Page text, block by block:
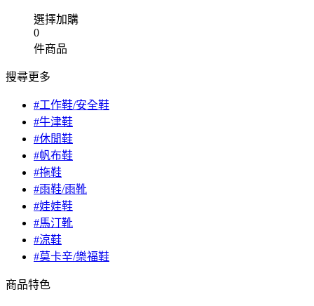
選擇加購
0
件商品
搜尋更多
#工作鞋/安全鞋
#牛津鞋
#休閒鞋
#帆布鞋
#拖鞋
#雨鞋/雨靴
#娃娃鞋
#馬汀靴
#涼鞋
#莫卡辛/樂福鞋
商品特色